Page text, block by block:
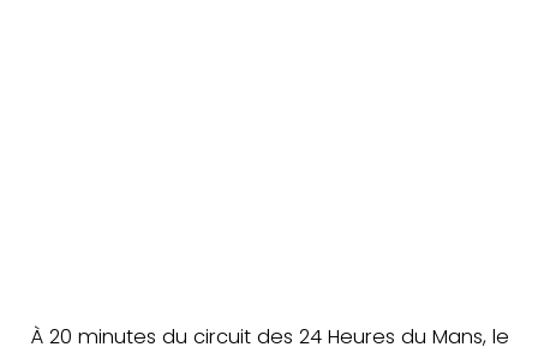
À 20 minutes du circuit des 24 Heures du Mans, le